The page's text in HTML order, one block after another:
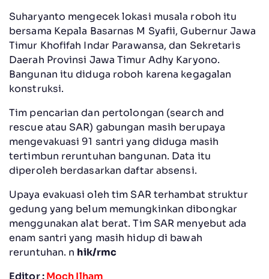
Suharyanto mengecek lokasi musala roboh itu
bersama Kepala Basarnas M Syafii, Gubernur Jawa
Timur Khofifah Indar Parawansa, dan Sekretaris
Daerah Provinsi Jawa Timur Adhy Karyono.
Bangunan itu diduga roboh karena kegagalan
konstruksi.
Tim pencarian dan pertolongan (search and
rescue atau SAR) gabungan masih berupaya
mengevakuasi 91 santri yang diduga masih
tertimbun reruntuhan bangunan. Data itu
diperoleh berdasarkan daftar absensi.
Upaya evakuasi oleh tim SAR terhambat struktur
gedung yang belum memungkinkan dibongkar
menggunakan alat berat. Tim SAR menyebut ada
enam santri yang masih hidup di bawah
reruntuhan. n hik/rmc
Editor :Moch Ilham